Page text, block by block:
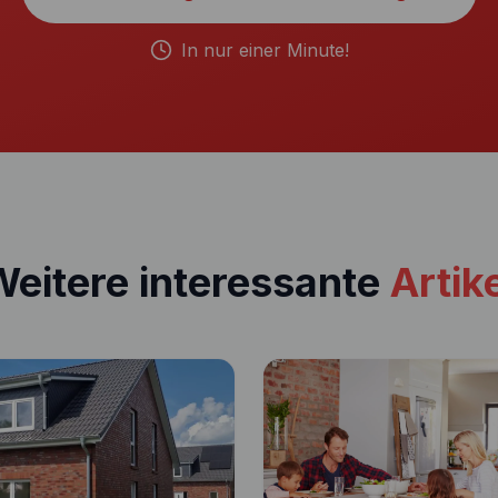
In nur einer Minute!
interessante